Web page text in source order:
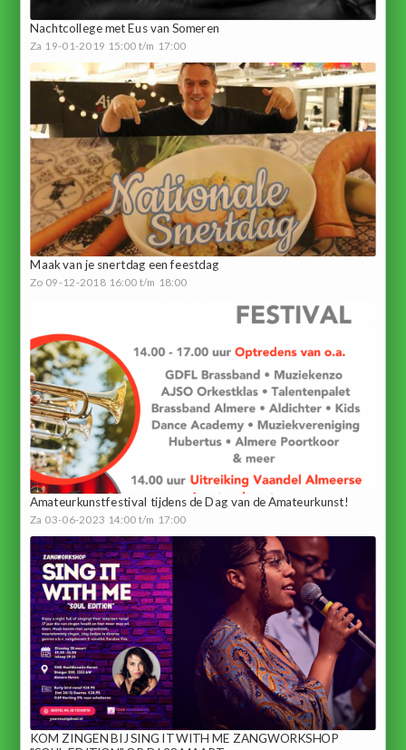
Nachtcollege met Eus van Someren
Za 19-01-2019 15:00 t/m 17:00
Maak van je snertdag een feestdag
Zo 09-12-2018 16:00 t/m 18:00
Amateurkunstfestival tijdens de Dag van de Amateurkunst!
Za 03-06-2023 14:00 t/m 17:00
KOM ZINGEN BIJ SING IT WITH ME ZANGWORKSHOP